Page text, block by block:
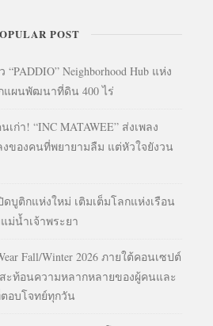
POST
Neighborhood Hub แห่ง
แผนพัฒนาที่ดิน 400 ไร่
ก่า! “INC MATAWEE” ส่งเพลง
งของคนที่พยายามลืม แต่หัวใจยังวน
ดบูติกแห่งใหม่ เติมเต็มโลกแห่งเรือน
ม่น้ำเจ้าพระยา
Fall/Winter 2026 ภายใต้คอนเซปต์
สะท้อนความหลากหลายของผู้คนและ
อบโจทย์ทุกวัน